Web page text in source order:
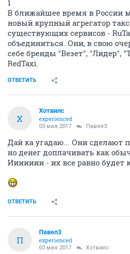
1
В ближайшее время в России
новый крупный агрегатор
существующих сервисов -
объединиться. Они, в свою
себе бренды "Везет", "Лидер",
RedTaxi.
ОТВЕТИТЬ
Х
Хотвилс
experienced
03 мая 2017 Павел3
Дай ка угадаю... Они сделают
но денег доплачивать как
Иииииии - их все равно будет
ОТВЕТИТЬ
П
Павел3
experienced
03 мая 2017 Хотвилс